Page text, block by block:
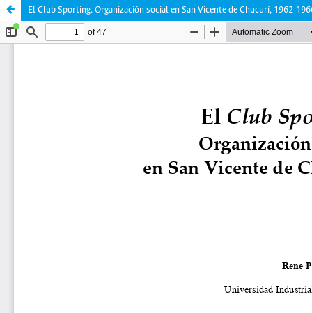
El Club Sporting. Organización social en San Vicente de Chucurí, 1962-